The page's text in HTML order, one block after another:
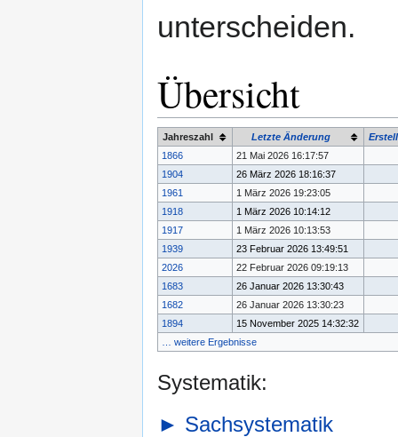
unterscheiden.
Übersicht
Jahreszahl Letzte Änderung
1866
21 Mai 2026 16:17:57
1904
26 März 2026 18:16:37
1961
1 März 2026 19:23:05
1918
1 März 2026 10:14:12
1917
1 März 2026 10:13:53
1939
23 Februar 2026 13:49:51
2026
22 Februar 2026 09:19:13
1683
26 Januar 2026 13:30:43
1682
26 Januar 2026 13:30:23
1894
15 November 2025 14:32:32
… weitere Ergebnisse
Systematik:
► Sachsystematik